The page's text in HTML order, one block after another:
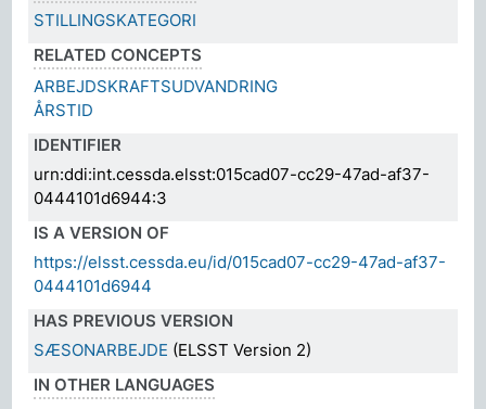
STILLINGSKATEGORI
RELATED CONCEPTS
ARBEJDSKRAFTSUDVANDRING
ÅRSTID
IDENTIFIER
urn:ddi:int.cessda.elsst:015cad07-cc29-47ad-af37-
0444101d6944:3
IS A VERSION OF
https://elsst.cessda.eu/id/015cad07-cc29-47ad-af37-
0444101d6944
HAS PREVIOUS VERSION
SÆSONARBEJDE (ELSST Version 2)
IN OTHER LANGUAGES